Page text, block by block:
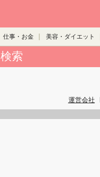
仕事・お金 美容・ダイエット
検索
運営会社